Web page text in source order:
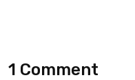
1 Comment